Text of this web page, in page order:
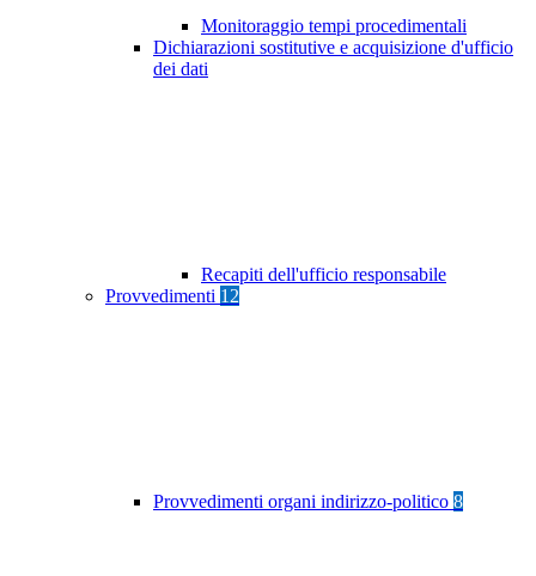
Monitoraggio tempi procedimentali
Dichiarazioni sostitutive e acquisizione d'ufficio
dei dati
Recapiti dell'ufficio responsabile
Provvedimenti 12
Provvedimenti organi indirizzo-politico 8